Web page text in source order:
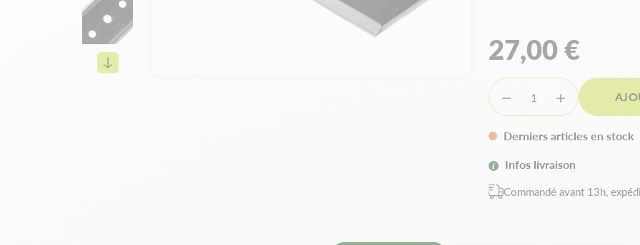
Alésage central :
Alésage extérieur :
Entraxe :62 mm
Epaisseur :4 mm
Largeur :70 mm
Les avantages
Coupe précise et régulière
27,00 €
 
Derniers articles en stock
Infos livraison
Commandé avant 13h,